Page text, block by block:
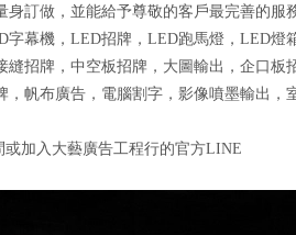
身訂做，並能給予尊敬的客戶最完善的服
字幕機，LED招牌，LED跑馬燈，LED
縫招牌，中空板招牌，大圖輸出，企口
，帆布廣告，電腦割字，影像噴墨輸出，
或加入大藝廣告工程行的官方LINE